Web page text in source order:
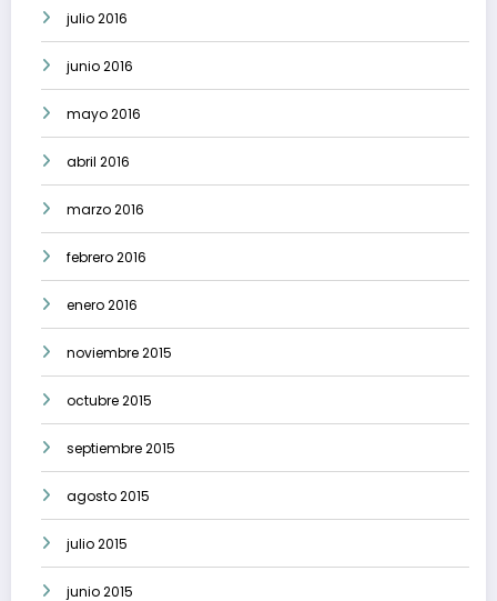
julio 2016
junio 2016
mayo 2016
abril 2016
marzo 2016
febrero 2016
enero 2016
noviembre 2015
octubre 2015
septiembre 2015
agosto 2015
julio 2015
junio 2015